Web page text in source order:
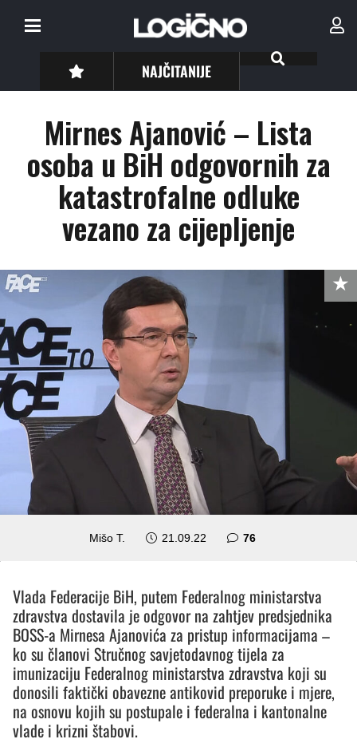
NAJČITANIJE
Mirnes Ajanović – Lista
osoba u BiH odgovornih za
katastrofalne odluke
vezano za cijepljenje
Mišo T. 21.09.22 76komentara
Vlada Federacije BiH, putem Federalnog ministarstva
zdravstva dostavila je odgovor na zahtjev predsjednika
BOSS-a Mirnesa Ajanovića za pristup informacijama –
ko su članovi Stručnog savjetodavnog tijela za
imunizaciju Federalnog ministarstva zdravstva koji su
donosili faktički obavezne antikovid preporuke i mjere,
na osnovu kojih su postupale i federalna i kantonalne
vlade i krizni štabovi.